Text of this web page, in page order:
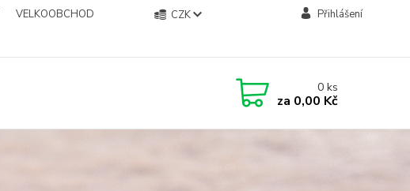
VELKOOBCHOD
CZK Přihlášení
0ks
za 0,00 Kč